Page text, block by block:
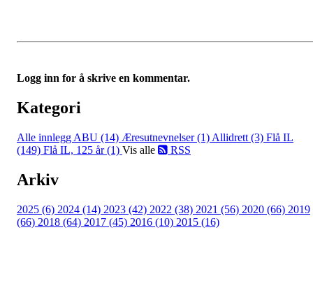
Logg inn for å skrive en kommentar.
Kategori
Alle innlegg ABU (14) Æresutnevnelser (1) Allidrett (3) Flå IL
(149) Flå IL, 125 år (1) Vis alle RSS
Arkiv
2025 (6) 2024 (14) 2023 (42) 2022 (38) 2021 (56) 2020 (66) 2019
(66) 2018 (64) 2017 (45) 2016 (10) 2015 (16)